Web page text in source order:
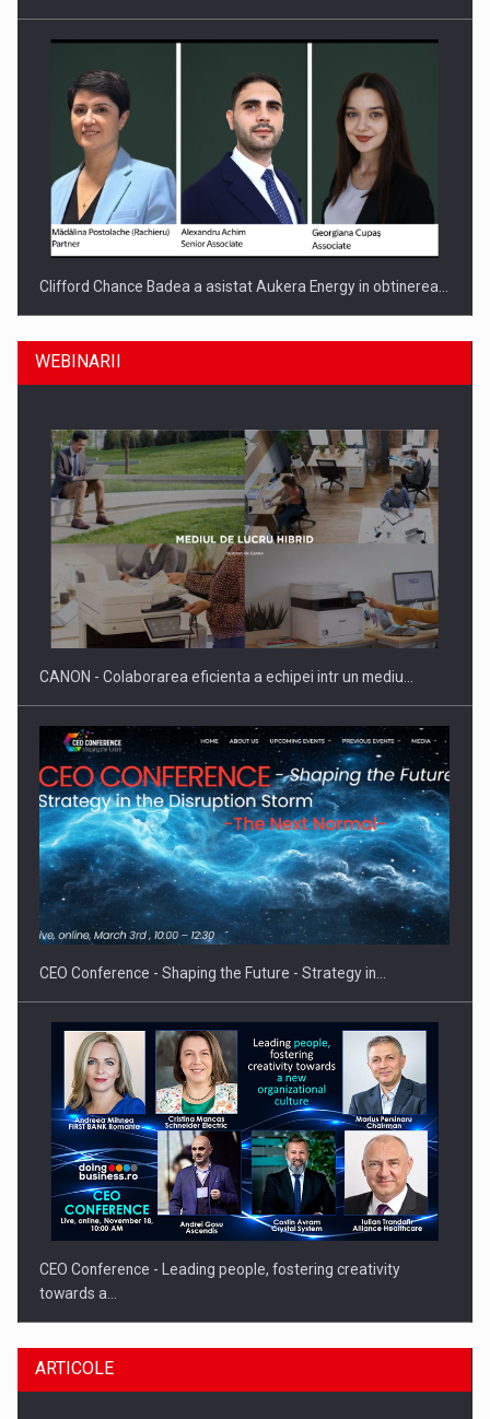
Clifford Chance Badea a asistat Aukera Energy in obtinerea…
SAPTE PERSONALITATI DIN MEDIUL DE AFACERI, ACADEMIC
SI INSTITUTIONAL…
Hard Enduro Piatra Craiului 2026, fueled by benzinariile RO…
WEBINARII
CANON - Colaborarea eficienta a echipei intr un mediu…
CEO Conference - Shaping the Future - Strategy in…
CEO Conference - Leading people, fostering creativity
towards a…
ARTICOLE